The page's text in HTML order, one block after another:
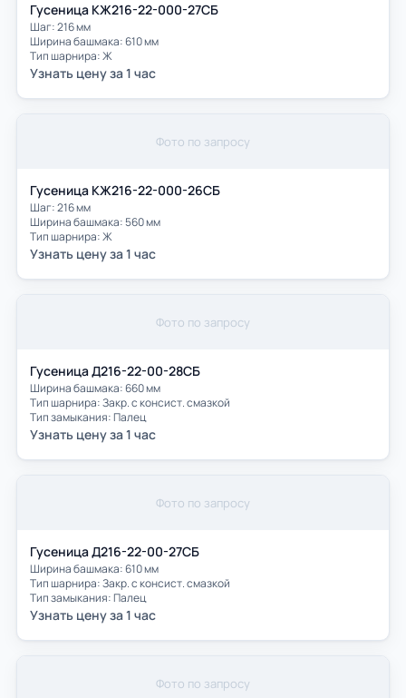
Гусеница КЖ216-22-000-27СБ
Шаг: 216 мм
Ширина башмака: 610 мм
Тип шарнира: Ж
Узнать цену за 1 час
Фото по запросу
Гусеница КЖ216-22-000-26СБ
Шаг: 216 мм
Ширина башмака: 560 мм
Тип шарнира: Ж
Узнать цену за 1 час
Фото по запросу
Гусеница Д216-22-00-28СБ
Ширина башмака: 660 мм
Тип шарнира: Закр. с консист. смазкой
Тип замыкания: Палец
Узнать цену за 1 час
Фото по запросу
Гусеница Д216-22-00-27СБ
Ширина башмака: 610 мм
Тип шарнира: Закр. с консист. смазкой
Тип замыкания: Палец
Узнать цену за 1 час
Фото по запросу